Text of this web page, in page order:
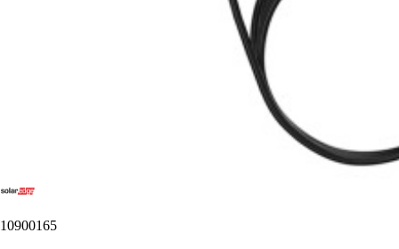
10900165